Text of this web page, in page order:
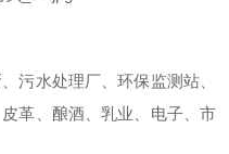
污水处理厂、环保监测站、
革、酿酒、乳业、电子、市